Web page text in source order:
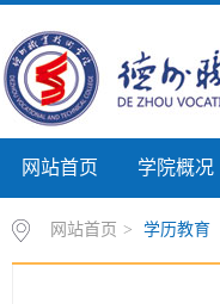
网站首页 学院概况
网站首页 > 学历教育